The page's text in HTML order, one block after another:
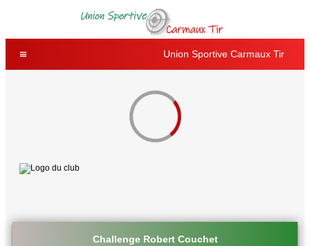
Union Sportive Carmaux Tir
Challenge Robert Couchet